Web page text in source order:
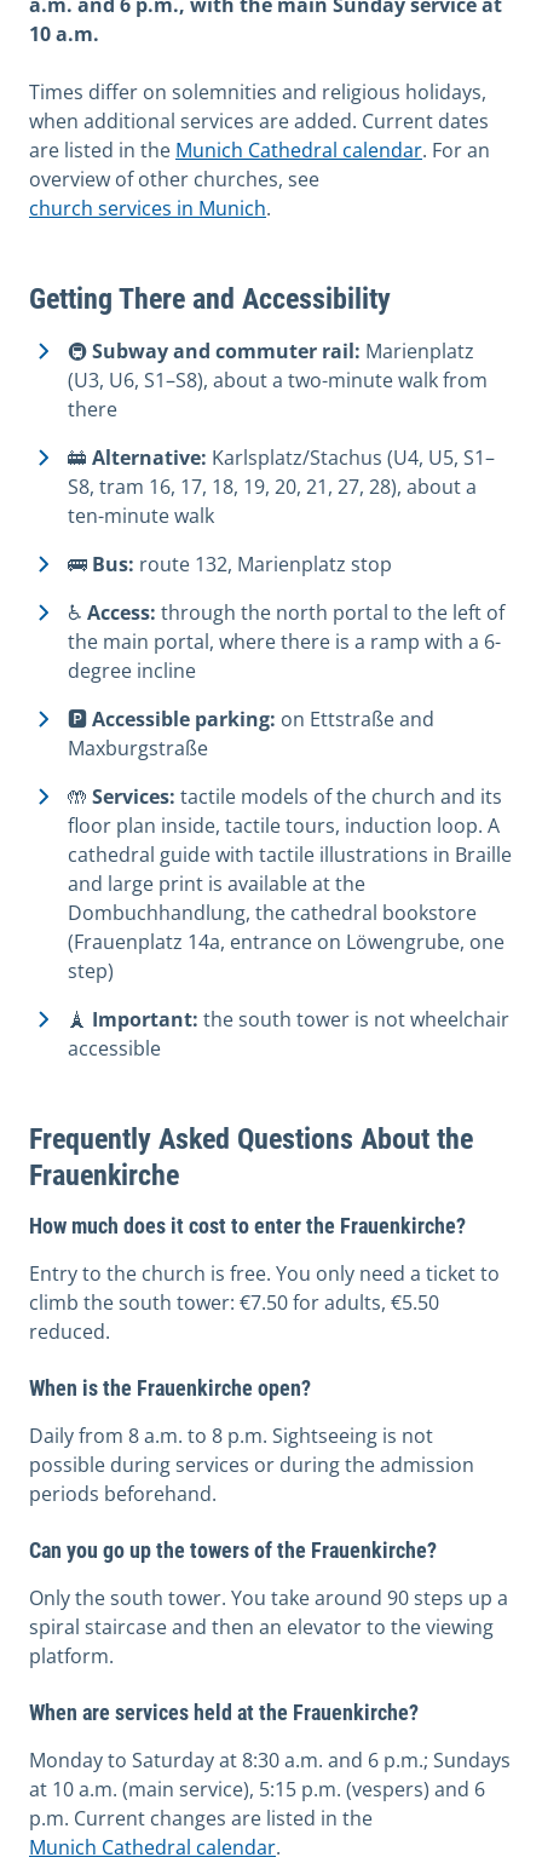
10 a.m.
Times differ on solemnities and religious holidays,
when additional services are added. Current dates
are listed in the Munich Cathedral calendar. For an
overview of other churches, see
church services in Munich.
Getting There and Accessibility
🚇Subway and commuter rail: Marienplatz
(U3, U6, S1–S8), about a two-minute walk from
there
🚋 Alternative: Karlsplatz/Stachus (U4, U5, S1–
S8, tram 16, 17, 18, 19, 20, 21, 27, 28), about a
ten-minute walk
🚌 Bus: route 132, Marienplatz stop
♿ Access: through the north portal to the left of
the main portal, where there is a ramp with a 6-
degree incline
🅿️Accessible parking: on Ettstraße and
Maxburgstraße
🤲 Services: tactile models of the church and its
floor plan inside, tactile tours, induction loop. A
cathedral guide with tactile illustrations in Braille
and large print is available at the
Dombuchhandlung, the cathedral bookstore
(Frauenplatz 14a, entrance on Löwengrube, one
step)
🗼 Important: the south tower is not wheelchair
accessible
Frequently Asked Questions About the
Frauenkirche
How much does it cost to enter the Frauenkirche?
Entry to the church is free. You only need a ticket to
climb the south tower: €7.50 for adults, €5.50
reduced.
When is the Frauenkirche open?
Daily from 8 a.m. to 8 p.m. Sightseeing is not
possible during services or during the admission
periods beforehand.
Can you go up the towers of the Frauenkirche?
Only the south tower. You take around 90 steps up a
spiral staircase and then an elevator to the viewing
platform.
When are services held at the Frauenkirche?
Monday to Saturday at 8:30 a.m. and 6 p.m.; Sundays
at 10 a.m. (main service), 5:15 p.m. (vespers) and 6
p.m. Current changes are listed in the
Munich Cathedral calendar.